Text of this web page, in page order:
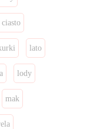
lato
lody
mak